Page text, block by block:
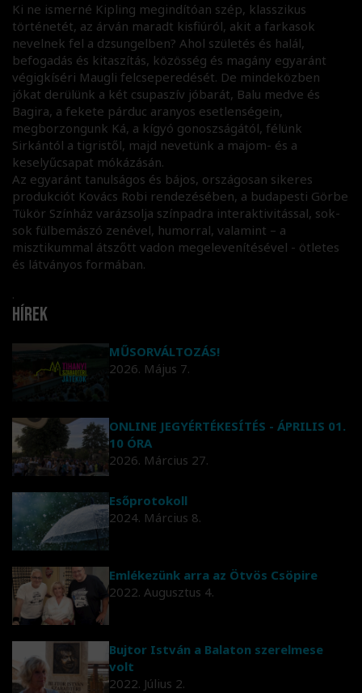
Ki ne ismerné Kipling megindítóan szép, klasszikus
történetét, az árván maradt kisfiúról, akit a farkasok
nevelnek fel a dzsungelben? Ahol születés és halál,
befogadás és kitaszítás, közösség és magány egyaránt
végigkíséri Maugli felcseperedését. De mindeközben
jókat derülünk a két csupaszív jóbarát, Balu medve és
Bagira, a fekete párduc aranyos esetlenségein,
megborzongunk Ká, a kígyó gonoszságától, félünk
Sirkántól a tigristől, majd nevetünk a majom- és a
keselyűcsapat mókázásán.
Az egyaránt tanulságos és bájos, országosan sikeres
produkciót Kovács Robi rendezésében, a budapesti Görbe
Tükör Színház varázsolja színpadra interaktivitással, sok-
sok fülbemászó zenével, humorral, valamint – a
misztikummal átszőtt vadon megelevenítésével - ötletes
és látványos formában.
.
Hírek
MŰSORVÁLTOZÁS!
2026. Május 7.
ONLINE JEGYÉRTÉKESÍTÉS - ÁPRILIS 01.
10 ÓRA
2026. Március 27.
Esőprotokoll
2024. Március 8.
Emlékezünk arra az Ötvös Csöpire
2022. Augusztus 4.
Bujtor István a Balaton szerelmese
volt
2022. Július 2.